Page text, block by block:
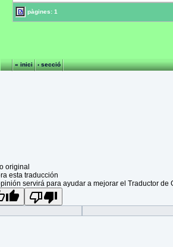
pàgines: 1
« inici ‹ secció
original
esta traducción
servirá para ayudar a mejorar el Traductor de